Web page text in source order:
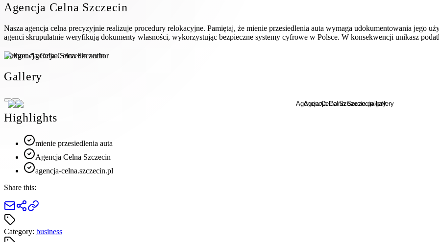
Agencja Celna Szczecin
Nasza agencja celna precyzyjnie realizuje procedury relokacyjne. Pamiętaj, że mienie przesiedlenia auta wymaga udokumentowania jego
agenci skrupulatnie weryfikują dokumenty własności, wykorzystując bezpieczne systemy cyfrowe w Polsce. W konsekwencji unikasz
Author:Agencja Celna Szczecin
Gallery
Highlights
mienie przesiedlenia auta
Agencja Celna Szczecin
agencja-celna.szczecin.pl
Share this:
Category: business